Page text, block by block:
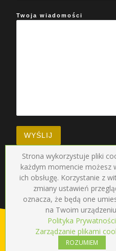
Twoja wiadomości
© 2026 Radio Droga –
Strona wykorzystuje pliki
każdym momencie możesz
ich obsługę. Korzystanie z
zmiany ustawień
oznacza, że będą one
na Twoim
Polityka Prywatności
Zarządzanie plikami
ROZUMIEM